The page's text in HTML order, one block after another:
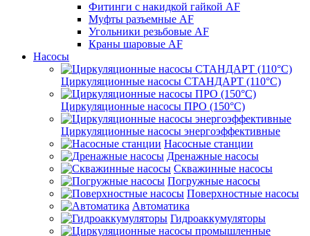
Фитинги с накидкой гайкой AF
Муфты разъемные AF
Угольники резьбовые AF
Краны шаровые AF
Насосы
Циркуляционные насосы СТАНДАРТ (110°C)
Циркуляционные насосы ПРО (150°C)
Циркуляционные насосы энергоэффективные
Насосные станции
Дренажные насосы
Скважинные насосы
Погружные насосы
Поверхностные насосы
Автоматика
Гидроаккумуляторы